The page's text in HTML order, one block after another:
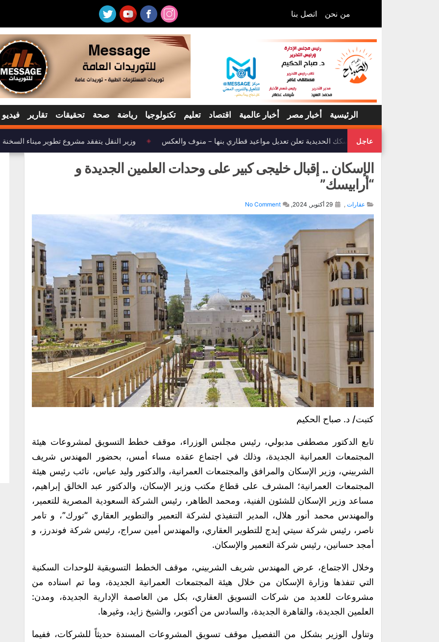
من نحن اتصل بنا
الرئيسية أخبار مصر أخبار عالمية اقتصاد تعليم تكنولوجيا رياضة صحة تحقيقات تقارير فيديو
عاجل
هيئة السكك الحديدية تعلن تعديل مواعيد قطاري بنها – منوف والعكس وزير النقل يتفقد مشروع تطوير ميناء السخنة
الإسكان .. إقبال خليجى كبير على وحدات العلمين الجديدة و
“أرابيسك”
عقارات ,
No Comment
كتبت/ د. صباح الحكيم
تابع الدكتور مصطفى مدبولي، رئيس مجلس الوزراء، موقف خطط التسويق لمشروعات هيئة
المجتمعات العمرانية الجديدة، وذلك في اجتماع عقده مساء أمس، بحضور المهندس شريف
الشربيني، وزير الإسكان والمرافق والمجتمعات العمرانية، والدكتور وليد عباس، نائب رئيس هيئة
المجتمعات العمرانية؛ المشرف على قطاع مكتب وزير الإسكان، والدكتور عبد الخالق إبراهيم،
مساعد وزير الإسكان للشئون الفنية، ومحمد الطاهر، رئيس الشركة السعودية المصرية للتعمير،
والمهندس محمد أنور هلال، المدير التنفيذي لشركة التعمير والتطوير العقاري “تورك”، و تامر
ناصر، رئيس شركة سيتي إيدج للتطوير العقاري، والمهندس أمين سراج، رئيس شركة فوندرز، و
أمجد حسانين، رئيس شركة التعمير والإسكان.
وخلال الاجتماع، عرض المهندس شريف الشربيني، موقف الخطط التسويقية للوحدات السكنية
التي تنفذها وزارة الإسكان من خلال هيئة المجتمعات العمرانية الجديدة، وما تم اسناده من
مشروعات للعديد من شركات التسويق العقاري، بكل من العاصمة الإدارية الجديدة، ومدن:
العلمين الجديدة، والقاهرة الجديدة، والسادس من أكتوبر، والشيخ زايد، وغيرها.
وتناول الوزير بشكل من التفصيل موقف تسويق المشروعات المسندة حديثاً للشركات، ففيما